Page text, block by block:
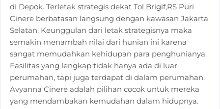
di Depok. Terletak strategis dekat Tol Brigif,RS Puri
Cinere berbatasan langsung dengan kawasan Jakarta
Selatan. Keunggulan dari letak strategisnya maka
semakin menambah nilai dari hunian ini karena
sangat memudahkan kehidupan para penghunianya.
Fasilitas yang lengkap tidak hanya ada di luar
perumahan, tapi juga terdapat di dalam perumahan.
Avyanna Cinere adalah pilihan cocok untuk mereka
yang mendambakan kemudahan dalam hidupnya.